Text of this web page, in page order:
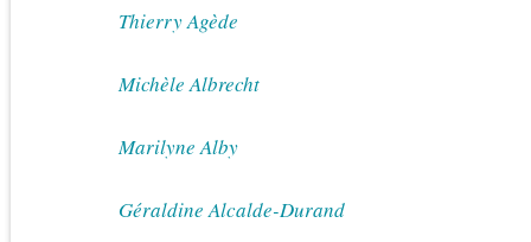
Thierry Agède
Michèle Albrecht
Marilyne Alby
Géraldine Alcalde-Durand